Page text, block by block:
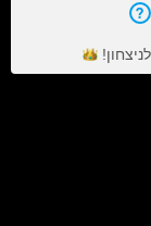
לניצחון!